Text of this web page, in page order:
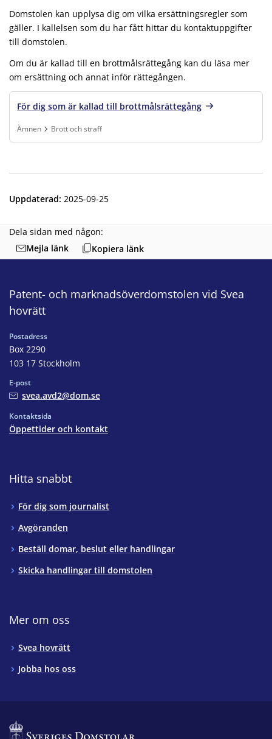
Domstolen kan upplysa dig om vilka ersättningsregler som
gäller. I kallelsen som du har fått hittar du kontaktuppgifter
till domstolen.
Om du är kallad till en brottmålsrättegång kan du läsa mer
om ersättning och annat inför rättegången.
För dig som är kallad till brottmålsrättegång
Ämnen
Brott och straff
Finns under:Ämnen, Brott och straff.
Uppdaterad: 2025-09-25
Dela sidan med någon:
Mejla länk
Kopiera länk
Patent- och marknadsöverdomstolen vid Svea
hovrätt
Postadress
Box 2290
103 17 Stockholm
E-post
svea.avd2@dom.se
Kontaktsida
Öppettider och kontakt
Hitta snabbt
För dig som journalist
Avgöranden
Beställ domar, beslut eller handlingar
Skicka handlingar till domstolen
Mer om oss
Svea hovrätt
Jobba hos oss